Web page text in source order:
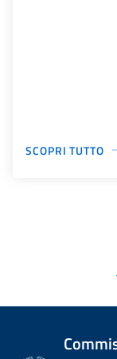
SCOPRI TUTTO